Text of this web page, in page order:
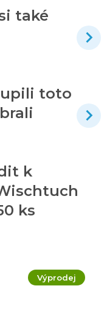
také
toto
k
ks
Výprodej